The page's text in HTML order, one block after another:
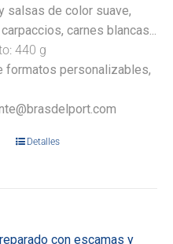
salsas de color suave,
carnes blancas...
440 g
formatos personalizables,
Detalles
con escamas y